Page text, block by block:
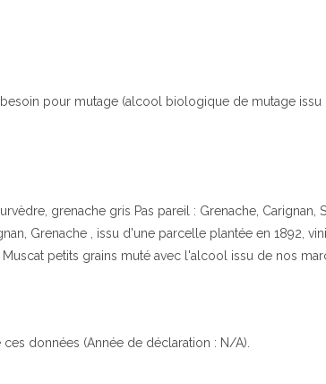
pour mutage (alcool biologique de mutage
grenache gris Pas pareil : Grenache, Carignan,
Grenache , issu d'une parcelle plantée en 1892,
petits grains muté avec l'alcool issu de nos
données (Année de déclaration : N/A).